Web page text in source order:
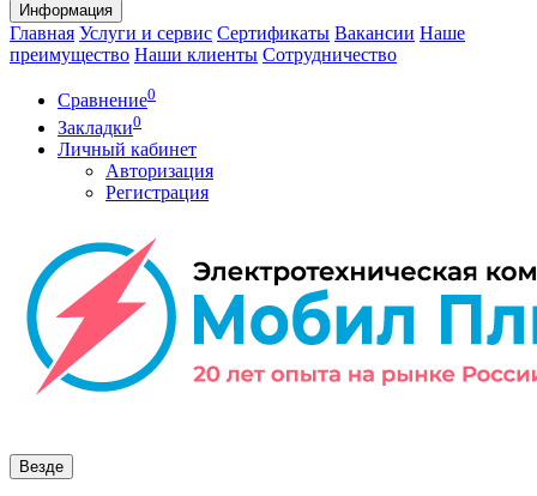
Информация
Главная Услуги и сервис Сертификаты Вакансии Наше
преимущество Наши клиенты Сотрудничество
Сравнение0
Закладки0
Личный кабинет
Авторизация
Регистрация
Везде